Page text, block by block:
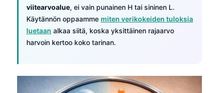
viitearvoalue, ei vain punainen H tai sininen L.
Käytännön oppaamme miten verikokeiden tuloksia
luetaan alkaa siitä, koska yksittäinen rajaarvo
harvoin kertoo koko tarinan.
ພາສາລາວ
ئۇيغۇرچە
Кыргызча
Татар теле